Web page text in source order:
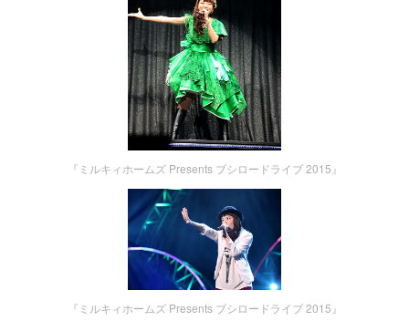
『ミルキィホームズ Presents ブシロードライブ 2015』
『ミルキィホームズ Presents ブシロードライブ 2015』